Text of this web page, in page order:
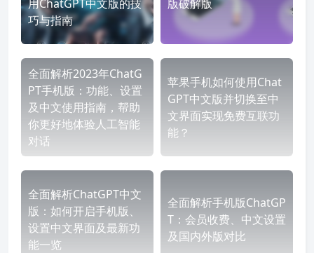
用ChatGPT中文版的技
巧与指南
版破解版
全面解析2023年ChatG
PT手机版：功能、设置
及中文使用指南，帮助
你更好地体验人工智能
对话
苹果手机如何使用Chat
GPT中文版并切换至中
文界面实现免费互联功
能？
全面解析ChatGPT中文
版：如何开启手机版、
设置中文界面及最新功
能一览
全面解析手机版ChatGP
T：会员收费、中文设置
及国内外版对比